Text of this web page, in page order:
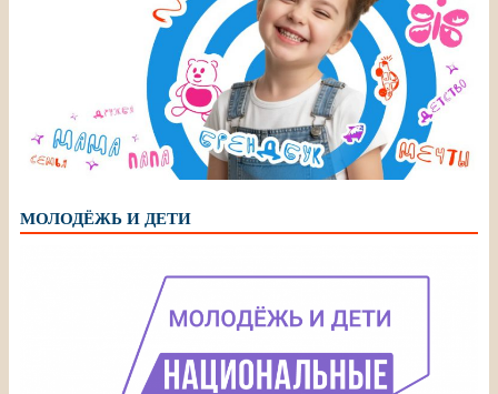
МОЛОДЁЖЬ И ДЕТИ